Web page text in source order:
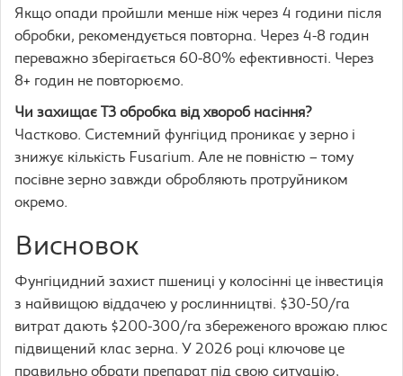
Якщо опади пройшли менше ніж через 4 години після
обробки, рекомендується повторна. Через 4-8 годин
переважно зберігається 60-80% ефективності. Через
8+ годин не повторюємо.
Чи захищає Т3 обробка від хвороб насіння?
Частково. Системний фунгіцид проникає у зерно і
знижує кількість Fusarium. Але не повністю – тому
посівне зерно завжди обробляють протруйником
окремо.
Висновок
Фунгіцидний захист пшениці у колосінні це інвестиція
з найвищою віддачею у рослинництві. $30-50/га
витрат дають $200-300/га збереженого врожаю плюс
підвищений клас зерна. У 2026 році ключове це
правильно обрати препарат під свою ситуацію,